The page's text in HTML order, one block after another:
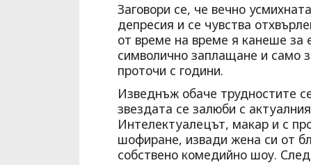
Заговори се, че вечно
депресия и се чувства
от време на време я канеше за
символично заплащане и само
проточи с години.
Изведнъж обаче трудностите
звездата се залюби с
Интелектуалецът, макар и с
шофиране, извади жена си от
собствено комедийно шоу.